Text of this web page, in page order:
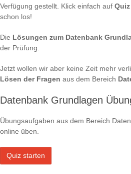
Verfügung gestellt. Klick einfach auf
schon los!
Die Lösungen zum Datenbank
der Prüfung.
Jetzt wollen wir aber keine Zeit mehr
Lösen der Fragen aus dem Bereich
Datenbank Grundlagen
Übungsaufgaben aus dem Bereich
online üben.